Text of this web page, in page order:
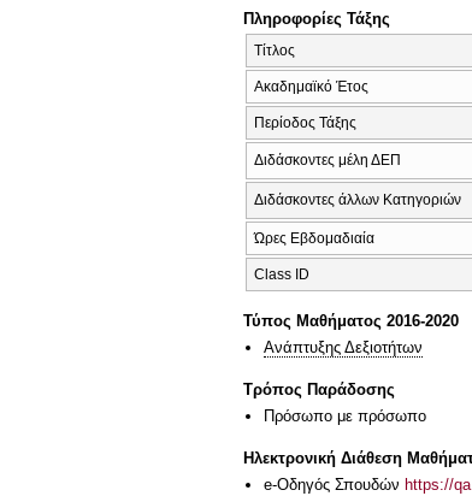
Πληροφορίες Τάξης
Τίτλος
Ακαδημαϊκό Έτος
Περίοδος Τάξης
Διδάσκοντες μέλη ΔΕΠ
Διδάσκοντες άλλων Κατηγοριών
Ώρες Εβδομαδιαία
Class ID
Τύπος Μαθήματος 2016-2020
Ανάπτυξης Δεξιοτήτων
Τρόπος Παράδοσης
Πρόσωπο με πρόσωπο
Ηλεκτρονική Διάθεση
e-Οδηγός Σπουδών https://